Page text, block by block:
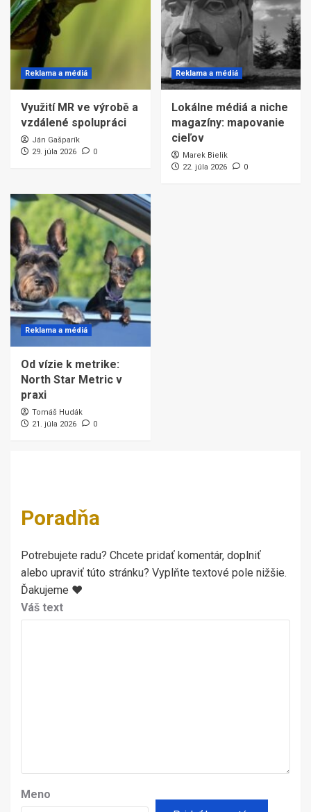
Reklama a médiá
Využití MR ve výrobě a
vzdálené spolupráci
Ján Gašparík
29. júla 2026
0
Reklama a médiá
Lokálne médiá a niche
magazíny: mapovanie
cieľov
Marek Bielik
22. júla 2026
0
Reklama a médiá
Od vízie k metrike:
North Star Metric v
praxi
Tomáš Hudák
21. júla 2026
0
Poradňa
Potrebujete radu? Chcete pridať komentár, doplniť
alebo upraviť túto stránku? Vyplňte textové pole nižšie.
Ďakujeme ♥
Váš text
Meno